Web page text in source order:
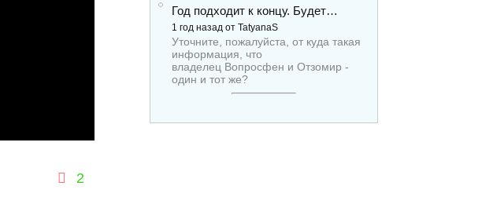
2
Год подходит к концу. Будет…
1 год назад от TatyanaS
Уточните, пожалуйста, от куда такая
информация, что
владелец Вопросфен и Отзомир -
один и тот же?